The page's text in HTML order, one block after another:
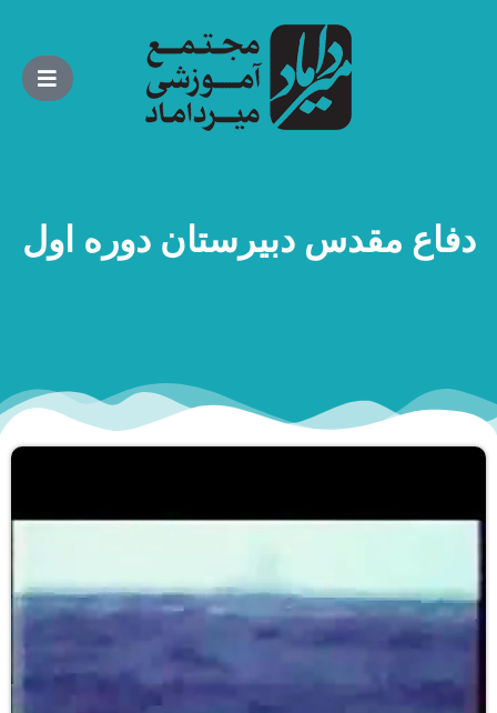
دفاع مقدس دبیرستان دوره اول